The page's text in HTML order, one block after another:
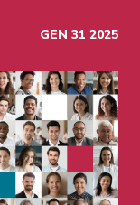
GEN 31 2025